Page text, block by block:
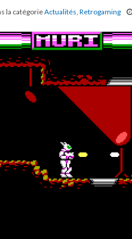
la catégorieActualités Retrogaming